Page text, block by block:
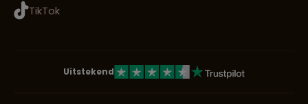
TikTok
Uitstekend